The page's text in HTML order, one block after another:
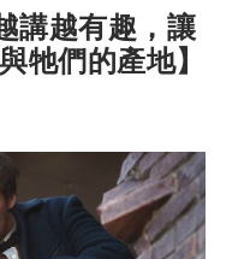
講越有趣，讓
牠們的產地】